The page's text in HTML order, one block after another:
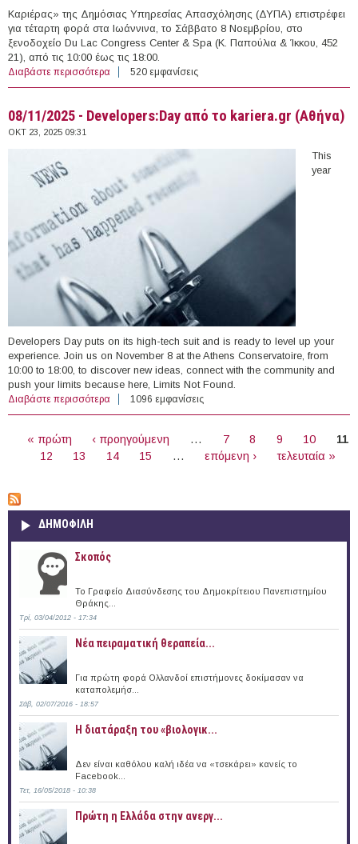
Καριέρας» της Δημόσιας Υπηρεσίας Απασχόλησης (ΔΥΠΑ) επιστρέφει
για τέταρτη φορά στα Ιωάννινα, το Σάββατο 8 Νοεμβρίου, στο
ξενοδοχείο Du Lac Congress Center & Spa (Κ. Παπούλια & Ίκκου, 452
21), από τις 10:00 έως τις 18:00.
Διαβάστε περισσότερα για 08/11/2025 - 47η Ημέρα Καριέρας της Δημόσιας
Υπηρεσίας Απασχόλησης (Ιωάννινα)
520 εμφανίσεις
08/11/2025 - Developers:Day από το kariera.gr (Αθήνα)
ΟΚΤ 23, 2025 09:31
This
year
Developers Day puts on its high-tech suit and is ready to level up your
experience. Join us on November 8 at the Athens Conservatoire, from
10:00 to 18:00, to discover new ideas, connect with the community and
push your limits because here, Limits Not Found.​
Διαβάστε περισσότερα για 08/11/2025 - Developers:Day από το kariera.gr
(Αθήνα)
1096 εμφανίσεις
« πρώτη ‹ προηγούμενη … 7 8 9 10
11
12
13 14 15 … επόμενη › τελευταία »
ΔΗΜΟΦΙΛΗ
Σκοπός
Το Γραφείο Διασύνδεσης του Δημοκρίτειου Πανεπιστημίου
Θράκης...
Τρί, 03/04/2012 - 17:34
Νέα πειραματική θεραπεία...
Για πρώτη φορά Ολλανδοί επιστήμονες δοκίμασαν να
καταπολεμήσ...
Σάβ, 02/07/2016 - 18:57
Η διατάραξη του «βιολογικ...
Δεν είναι καθόλου καλή ιδέα να «τσεκάρει» κανείς το
Facebook...
Τετ, 16/05/2018 - 10:38
Πρώτη η Ελλάδα στην ανεργ...